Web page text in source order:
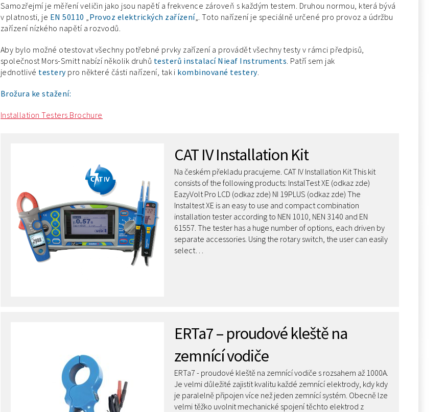
Samozřejmí je měření veličin jako jsou napětí a frekvence zároveň s každým testem. Druhou normou, která bývá
v platnosti, je EN 50110 „Provoz elektrických zařízení„. Toto nařízení je speciálně určené pro provoz a údržbu
zařízení nízkého napětí a rozvodů.
Aby bylo možné otestovat všechny potřebné prvky zařízení a provádět všechny testy v rámci předpisů,
společnost Mors-Smitt nabízí několik druhů testerů instalací Nieaf Instruments. Patří sem jak
jednotlivé testerypro některé části nařízení, tak i kombinované testery.
Brožura ke stažení:
Installation Testers Brochure
CAT IV Installation Kit
Na českém překladu pracujeme. CAT IV Installation Kit This kit
consists of the following products: InstalTest XE (odkaz zde)
EazyVolt Pro LCD (odkaz zde) NI 19PLUS (odkaz zde) The
Instaltest XE is an easy to use and compact combination
installation tester according to NEN 1010, NEN 3140 and EN
61557. The tester has a huge number of options, each driven by
separate accessories. Using the rotary switch, the user can easily
select…
ERTa7 – proudové kleště na
zemnící vodiče
ERTa7 - proudové kleště na zemnící vodiče s rozsahem až 1000A.
Je velmi důležité zajistit kvalitu každé zemnící elektrody, kdy kdy
je paralelně připojen více než jeden zemnící systém. Obecně lze
velmi těžko uvolnit mechanické spojení těchto elektrod z